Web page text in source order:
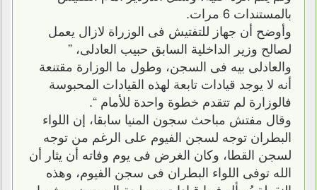
بالمستندات 6 مرات.
وأوضح أن جهاز للتفتيش فى الوزراة لازال يعمل
لصالح وزير الداخلية السابق حبيب العادلى، ”
والعادلى بيه فى السجن، وطول ما الوزارة مقتنعة
أنه لا يوجد قيادات تابعة لهذه القيادات المحبوسة
فالوزارة لم تتقدم خطوة واحدة للأمام “.
وقال مفتش مباحث سجون المنيا سابقا، إن اللواء
البطران توجه لسجن الفيوم على الرغم من توجه
لسجن القطا، وكان الغرض فى يوم وفاته أن يثار أن
الله توفى اللواء البطران فى سجن الفيوم، وهذه